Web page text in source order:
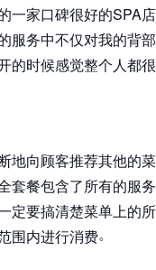
一家口碑很好的SPA
服务中不仅对我的背
的时候感觉整个人都
地向顾客推荐其他的
套餐包含了所有的服
定要搞清楚菜单上的
围内进行消费。